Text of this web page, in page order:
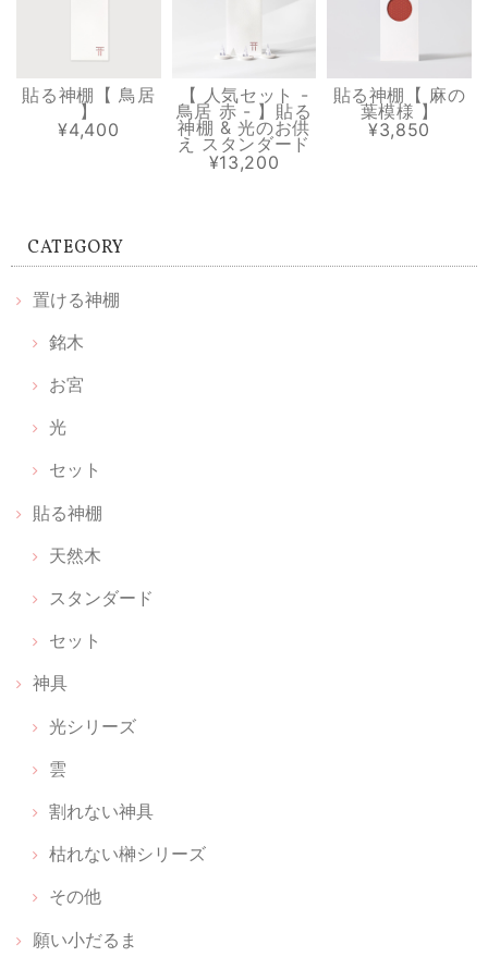
商品のデザインもオシャレだけどパッケージや同封されていたカードも
とても素敵です
溶けない盛り塩［ スタンダード ］ 2個セット 【 S 】
中のお塩がきちんと入っていなくて 写真ほどの透明感も無いので、値段
丁寧な包装📦で取り扱いが良いですね 光のお供えは光、水、塩説明書見
る前に取り出してしまったので、置き方は順番など無いですか 神棚買お
良いのが見つかりました
お守りのおうち レザー【 上昇のブラウン 】
お守りをキーホルダー感覚で付けられて、パット見何か分からないのも
2026/02/26
していただき、とてもとても幸せな気持ちになりました。無理なお願い
のだと、信頼が深まりました。 本当にありがとうございます。
貼る神棚【 鳥居
】
¥4,400
【 人気セット -
鳥居 赤 - 】貼る
神棚 & 光のお供
え スタンダード
¥13,200
貼る神棚【 麻の
葉模様 】
¥3,850
CATEGORY
置ける神棚
銘木
お宮
光
セット
貼る神棚
天然木
スタンダード
セット
神具
光シリーズ
雲
割れない神具
枯れない榊シリーズ
その他
願い小だるま